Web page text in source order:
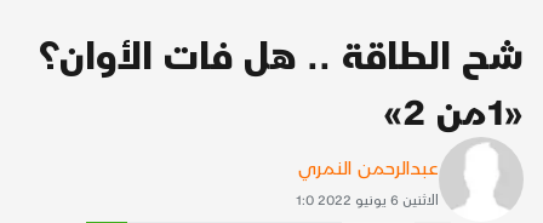
شح الطاقة .. هل فات الأوان؟
«1من 2»
عبدالرحمن النمري
الاثنين 6 يونيو 2022 1:0